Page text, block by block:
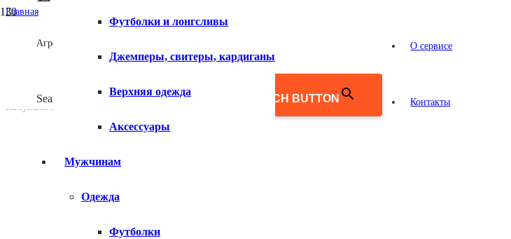
Агрегатор товаров
Search for: SEARCH BUTTON
О сервисе
Контакты
Футболки и лонгсливы
Джемперы, свитеры, кардиганы
Верхняя одежда
Аксессуары
Мужчинам
Одежда
Футболки
Главная